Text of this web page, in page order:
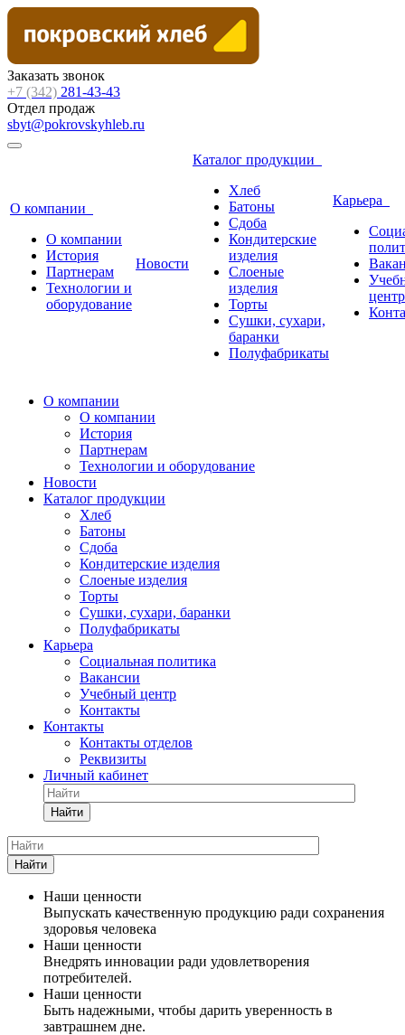
Заказать звонок
+7 (342) 281-43-43
Отдел продаж
sbyt@pokrovskyhleb.ru
О компании
О компании
История
Партнерам
Технологии и
оборудование
Новости
Каталог продукции
Хлеб
Батоны
Сдоба
Кондитерские
изделия
Слоеные
изделия
Торты
Сушки, сухари,
баранки
Полуфабрикаты
Карьера
центр
О компании
О компании
История
Партнерам
Технологии и оборудование
Новости
Каталог продукции
Хлеб
Батоны
Сдоба
Кондитерские изделия
Слоеные изделия
Торты
Сушки, сухари, баранки
Полуфабрикаты
Карьера
Социальная политика
Вакансии
Учебный центр
Контакты
Контакты
Контакты отделов
Реквизиты
Личный кабинет
Найти
Найти
Наши ценности
Выпускать качественную продукцию ради сохранения
здоровья человека
Наши ценности
Внедрять инновации ради удовлетворения
потребителей.
Наши ценности
Быть надежными, чтобы дарить уверенность в
завтрашнем дне.